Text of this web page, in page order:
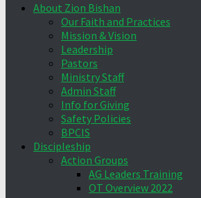
About Zion Bishan
Our Faith and Practices
Mission & Vision
Leadership
Pastors
Ministry Staff
Admin Staff
Info for Giving
Safety Policies
BPCIS
Discipleship
Action Groups
AG Leaders Training
OT Overview 2022